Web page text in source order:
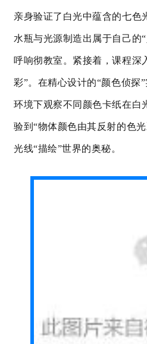
亲身验证了白光中蕴含的七色
水瓶与光源制造出属于自己的
呼响彻教室。紧接着，课程深
彩”。在精心设计的“颜色侦探
环境下观察不同颜色卡纸在白
验到“物体颜色由其反射的色
光线“描绘”世界的奥秘。